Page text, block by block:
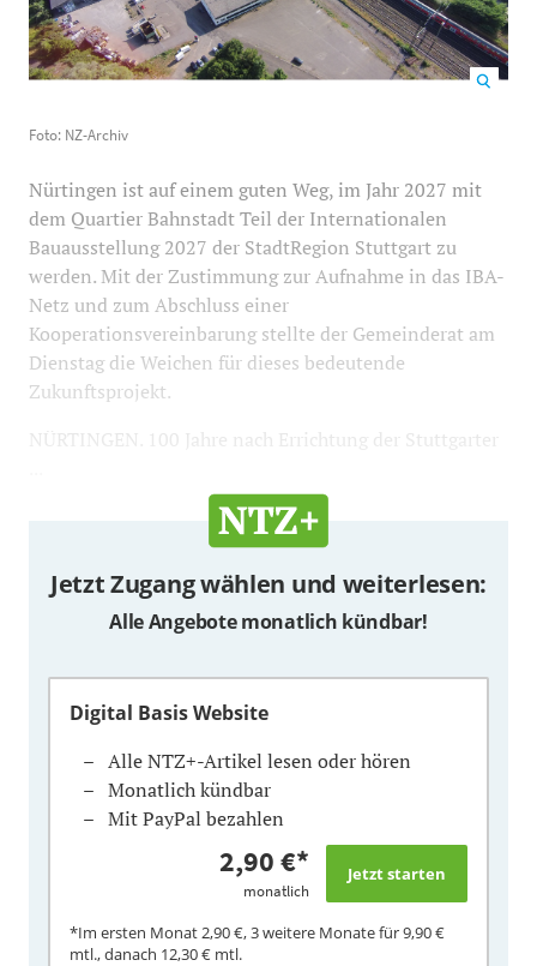
Foto: NZ-Archiv
Nürtingen ist auf einem guten Weg, im Jahr 2027 mit
dem Quartier Bahnstadt Teil der Internationalen
Bauausstellung 2027 der StadtRegion Stuttgart zu
werden. Mit der Zustimmung zur Aufnahme in das IBA-
Netz und zum Abschluss einer
Kooperationsvereinbarung stellte der Gemeinderat am
Dienstag die Weichen für dieses bedeutende
Zukunftsprojekt.
NÜRTINGEN. 100 Jahre nach Errichtung der Stuttgarter
Jetzt Zugang wählen und weiterlesen:
Alle Angebote monatlich kündbar!
Digital Basis Website
Alle NTZ+-Artikel lesen oder hören
Monatlich kündbar
Mit PayPal bezahlen
2,90 €*
monatlich
*Im ersten Monat2,90 €, 3 weitere Monate für9,90 €
mtl., danach 12,30 € mtl.